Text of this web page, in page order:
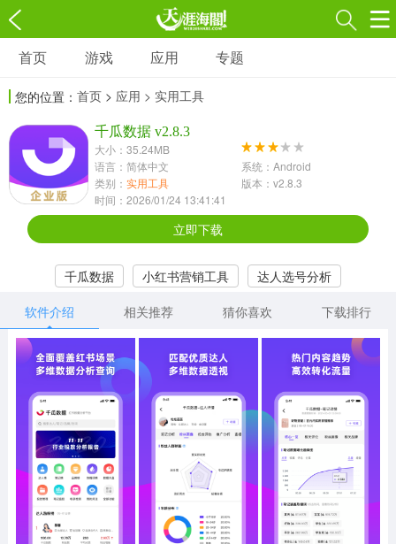
游戏
3697款应用
1597款应用
休闲益智
13387款应用
2196款应用
冒险解谜
1072款应用
418款应用
568款应用
音乐舞蹈
269款应用
2716款应用
515款应用
其他
1654款应用
游戏助手
515款应用
MOD游戏
1056款应用
首页 游戏 应用 专题
您的位置： 首页 > 应用 > 实用工具
千瓜数据 v2.8.3
大小：35.24MB
语言：简体中文
系统：Android
类别： 实用工具
版本：v2.8.3
时间：2026/01/24 13:41:41
立即下载
千瓜数据 小红书营销工具
达人选号分析
软件介绍
相关推荐 猜你喜欢 下载排行